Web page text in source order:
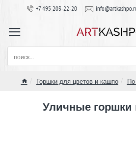
+7 495 203-22-20
поиск...
Горшки для цветов и кашпо
Уличные горшки